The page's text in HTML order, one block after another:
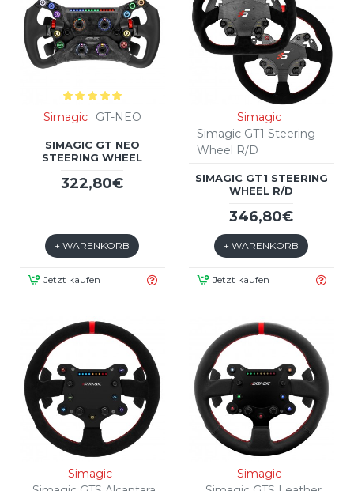
Simagic GT-NEO
SIMAGIC GT NEO
STEERING WHEEL
322,80€
+ WARENKORB
Jetzt kaufen
Simagic
Simagic GT1 Steering
Wheel R/D
SIMAGIC GT1 STEERING
WHEEL R/D
346,80€
+ WARENKORB
Jetzt kaufen
Simagic
Simagic